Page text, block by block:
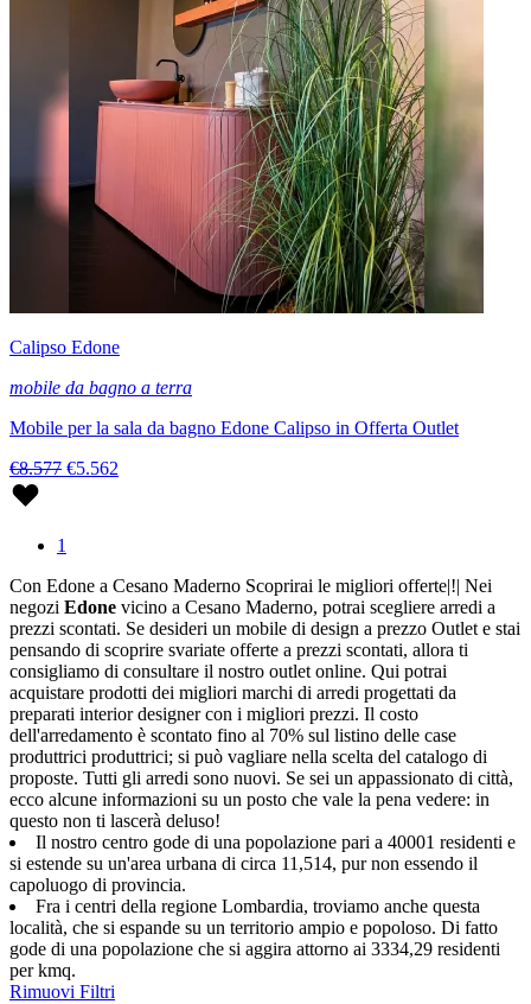
Calipso Edone
mobile da bagno a terra
Mobile per la sala da bagno Edone Calipso in Offerta Outlet
€8.577 €5.562
1
Con Edone a Cesano Maderno Scoprirai le migliori offerte|!| Nei
negozi Edone vicino a Cesano Maderno, potrai scegliere arredi a
prezzi scontati. Se desideri un mobile di design a prezzo Outlet e stai
pensando di scoprire svariate offerte a prezzi scontati, allora ti
consigliamo di consultare il nostro outlet online. Qui potrai
acquistare prodotti dei migliori marchi di arredi progettati da
preparati interior designer con i migliori prezzi. Il costo
dell'arredamento è scontato fino al 70% sul listino delle case
produttrici produttrici; si può vagliare nella scelta del catalogo di
proposte. Tutti gli arredi sono nuovi. Se sei un appassionato di città,
ecco alcune informazioni su un posto che vale la pena vedere: in
questo non ti lascerà deluso!
Il nostro centro gode di una popolazione pari a 40001 residenti e
si estende su un'area urbana di circa 11,514, pur non essendo il
capoluogo di provincia.
Fra i centri della regione Lombardia, troviamo anche questa
località, che si espande su un territorio ampio e popoloso. Di fatto
gode di una popolazione che si aggira attorno ai 3334,29 residenti
per kmq.
Rimuovi Filtri